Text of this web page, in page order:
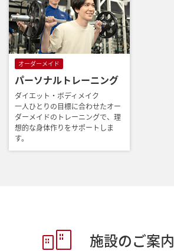
オーダーメイド
パーソナルトレーニング
ダイエット・ボディメイク
一人ひとりの目標に合わせたオー
ダーメイドのトレーニングで、理
想的な身体作りをサポートしま
す。
施設のご案内